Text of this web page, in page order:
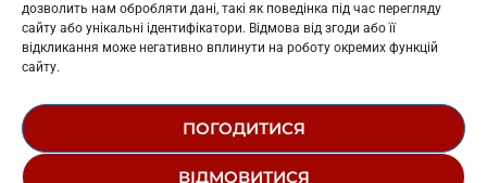
дозволить нам обробляти дані, такі як поведінка під час перегляду
сайту або унікальні ідентифікатори. Відмова від згоди або її
відкликання може негативно вплинути на роботу окремих функцій
сайту.
ПОГОДИТИСЯ
ВІДМОВИТИСЯ
© 1995-2026 РК «ЗАХІДНИЙ ПОЛЮС»